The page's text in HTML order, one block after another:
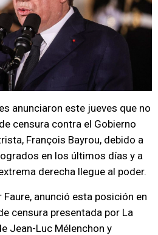
anunciaron este jueves que no
censura contra el Gobierno
François Bayrou, debido a
en los últimos días y a
derecha llegue al poder.
anunció esta posición en
censura presentada por La
Jean-Luc Mélenchon y